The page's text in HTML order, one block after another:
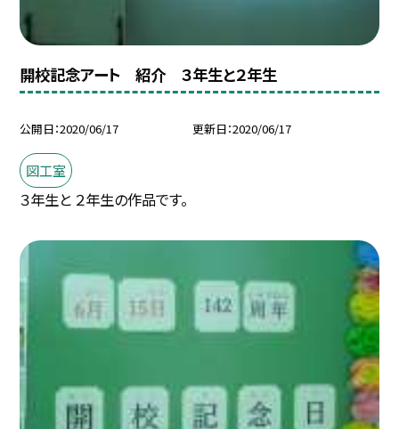
開校記念アート 紹介 ３年生と２年生
公開日 2020/06/17 更新日 2020/06/17
図工室
３年生と ２年生の作品です。